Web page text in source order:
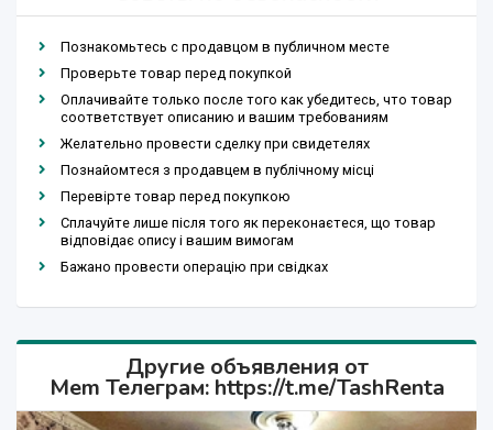
Познакомьтесь с продавцом в публичном месте
Проверьте товар перед покупкой
Оплачивайте только после того как убедитесь, что товар
соответствует описанию и вашим требованиям
Желательно провести сделку при свидетелях
Познайомтеся з продавцем в публічному місці
Перевірте товар перед покупкою
Сплачуйте лише після того як переконаєтеся, що товар
відповідає опису і вашим вимогам
Бажано провести операцію при свідках
Другие объявления от
Mem Телеграм: https://t.me/TashRenta